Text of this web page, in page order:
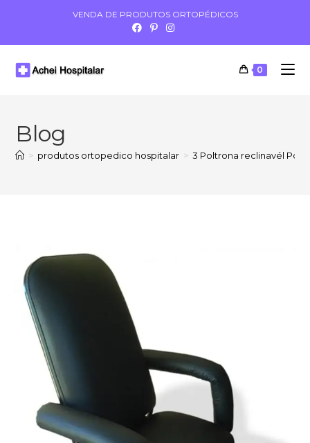
VENDA DE PRODUTOS ORTOPÉDICOS
0
Blog
> produtos ortopedico hospitalar > 3 Poltrona reclinavél